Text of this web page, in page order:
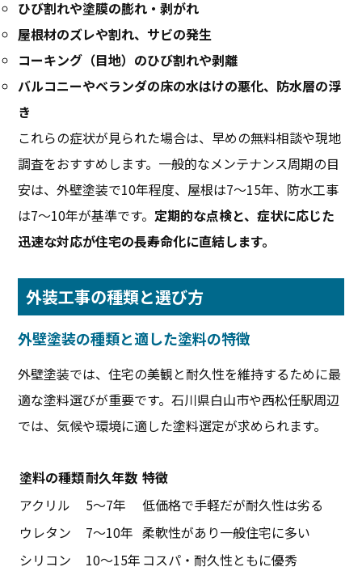
ひび割れや塗膜の膨れ・剥がれ
屋根材のズレや割れ、サビの発生
コーキング（目地）のひび割れや剥離
バルコニーやベランダの床の水はけの悪化、防水層の浮
き
これらの症状が見られた場合は、早めの無料相談や現地
調査をおすすめします。一般的なメンテナンス周期の目
安は、外壁塗装で10年程度、屋根は7～15年、防水工事
は7～10年が基準です。 定期的な点検と、症状に応じた
迅速な対応が住宅の長寿命化に直結します。
外装工事の種類と選び方
外壁塗装の種類と適した塗料の特徴
外壁塗装では、住宅の美観と耐久性を維持するために最
適な塗料選びが重要です。石川県白山市や西松任駅周辺
では、気候や環境に適した塗料選定が求められます。
塗料の種類耐久年数 特徴
アクリル
5～7年
低価格で手軽だが耐久性は劣る
ウレタン
7～10年 柔軟性があり一般住宅に多い
シリコン
10～15年 コスパ・耐久性ともに優秀